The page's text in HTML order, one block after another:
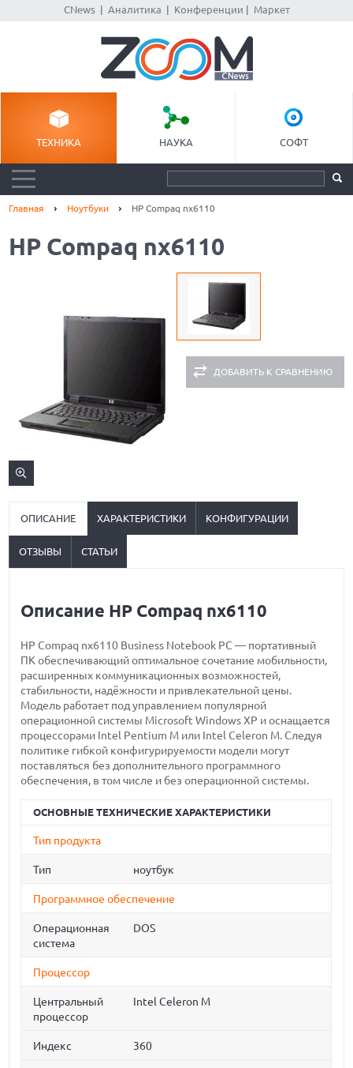
CNews| Аналитика Конференции Маркет
ТЕХНИКА НАУКА СОФТ
Главная Ноутбуки HP Compaq nx6110
HP Compaq nx6110
ДОБАВИТЬ К СРАВНЕНИЮ
ОПИСАНИЕ ХАРАКТЕРИСТИКИ КОНФИГУРАЦИИ
ОТЗЫВЫ СТАТЬИ
Описание HP Compaq nx6110
HP Compaq nx6110 Business Notebook PC — портативный
ПК обеспечивающий оптимальное сочетание мобильности,
расширенных коммуникационных возможностей,
стабильности, надёжности и привлекательной цены.
Модель работает под управлением популярной
операционной системы Microsoft Windows XP и оснащается
процессорами Intel Pentium M или Intel Celeron M. Следуя
политике гибкой конфигурируемости модели могут
поставляться без дополнительного программного
обеспечения, в том числе и без операционной системы.
ОСНОВНЫЕ ТЕХНИЧЕСКИЕ ХАРАКТЕРИСТИКИ
Тип продукта
Тип ноутбук
Программное обеспечение
Операционная
система
DOS
Процессор
Центральный
процессор
Intel Celeron M
Индекс 360